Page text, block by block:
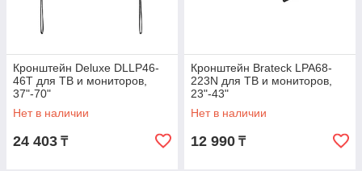
Кронштейн Deluxe DLLP46-
46T для ТВ и мониторов,
37"-70"
Нет в наличии
24 403 ₸
Кронштейн Brateck LPA68-
223N для ТВ и мониторов,
23"-43"
Нет в наличии
12 990 ₸